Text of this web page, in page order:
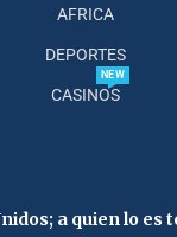
AFRICA
DEPORTES
CASINOS
NEW
a quien lo es